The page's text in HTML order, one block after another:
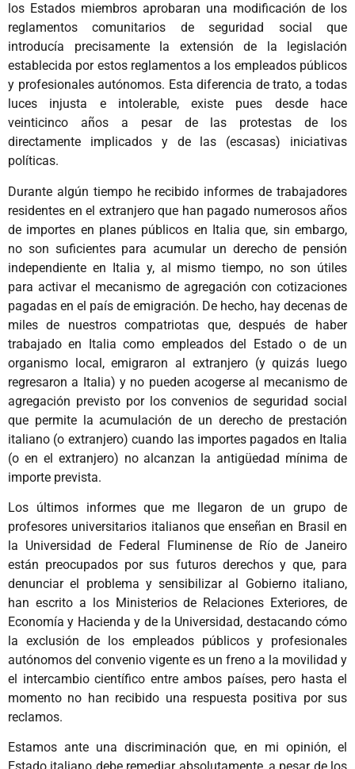
los Estados miembros aprobaran una modificación de los
reglamentos comunitarios de seguridad social que
introducía precisamente la extensión de la legislación
establecida por estos reglamentos a los empleados públicos
y profesionales autónomos. Esta diferencia de trato, a todas
luces injusta e intolerable, existe pues desde hace
veinticinco años a pesar de las protestas de los
directamente implicados y de las (escasas) iniciativas
políticas.
Durante algún tiempo he recibido informes de trabajadores
residentes en el extranjero que han pagado numerosos años
de importes en planes públicos en Italia que, sin embargo,
no son suficientes para acumular un derecho de pensión
independiente en Italia y, al mismo tiempo, no son útiles
para activar el mecanismo de agregación con cotizaciones
pagadas en el país de emigración. De hecho, hay decenas de
miles de nuestros compatriotas que, después de haber
trabajado en Italia como empleados del Estado o de un
organismo local, emigraron al extranjero (y quizás luego
regresaron a Italia) y no pueden acogerse al mecanismo de
agregación previsto por los convenios de seguridad social
que permite la acumulación de un derecho de prestación
italiano (o extranjero) cuando las importes pagados en Italia
(o en el extranjero) no alcanzan la antigüedad mínima de
importe prevista.
Los últimos informes que me llegaron de un grupo de
profesores universitarios italianos que enseñan en Brasil en
la Universidad de Federal Fluminense de Río de Janeiro
están preocupados por sus futuros derechos y que, para
denunciar el problema y sensibilizar al Gobierno italiano,
han escrito a los Ministerios de Relaciones Exteriores, de
Economía y Hacienda y de la Universidad, destacando cómo
la exclusión de los empleados públicos y profesionales
autónomos del convenio vigente es un freno a la movilidad y
el intercambio científico entre ambos países, pero hasta el
momento no han recibido una respuesta positiva por sus
reclamos.
Estamos ante una discriminación que, en mi opinión, el